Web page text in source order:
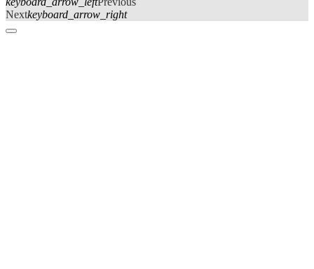
Nextkeyboard_arrow_right